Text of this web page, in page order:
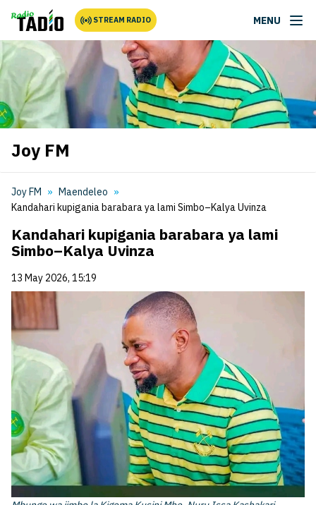
STREAM RADIO MENU
Joy FM
Joy FM
Maendeleo
Kandahari kupigania barabara ya lami Simbo–Kalya Uvinza
Kandahari kupigania barabara ya lami
Simbo–Kalya Uvinza
13 May 2026, 15:19